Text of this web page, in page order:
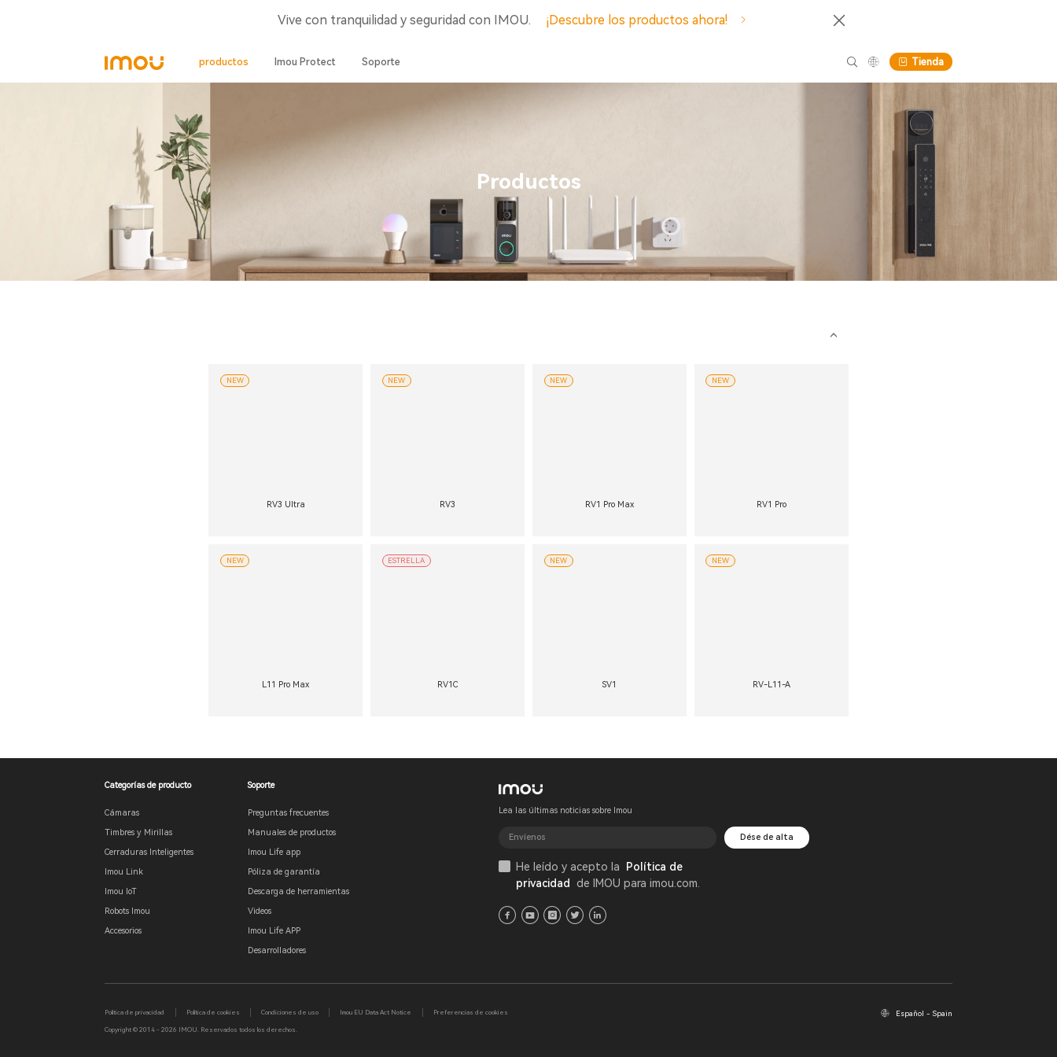
Vive con tranquilidad y seguridad con IMOU. ¡Descubre los productos ahora!
Tienda
productos Imou Protect Soporte
Productos
RV3 Ultra
NEW
RV3
NEW
RV1 Pro Max
NEW
RV1 Pro
NEW
L11 Pro Max
NEW
RV1C
ESTRELLA
SV1
NEW
RV-L11-A
NEW
Categorías de producto
Cámaras
Timbres y Mirillas
Cerraduras Inteligentes
Imou Link
Imou IoT
Robots Imou
Accesorios
Soporte
Preguntas frecuentes
Manuales de productos
Imou Life app
Póliza de garantía
Descarga de herramientas
Videos
Imou Life APP
Desarrolladores
Lea las últimas noticias sobre Imou
Dése de alta
He leído y acepto la Política de
privacidad de IMOU para imou.com.
Política de privacidad Política de cookies Condiciones de uso Imou EU Data Act Notice Preferencias de cookies Español - Spain
Copyright © 2014 - 2026 IMOU. Reservados todos los derechos.